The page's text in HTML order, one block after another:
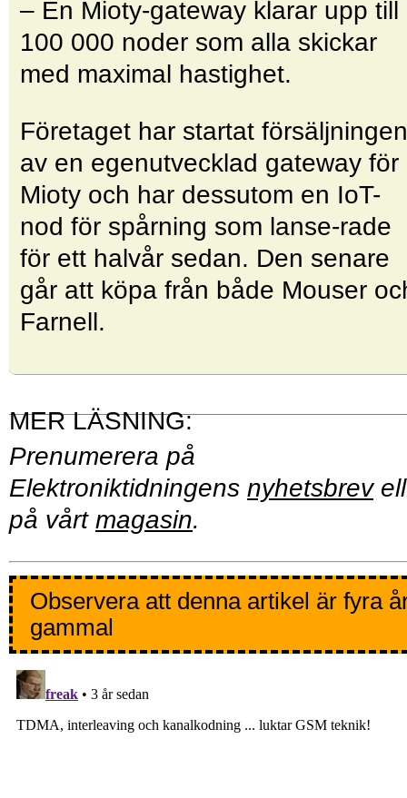
– En Mioty-gateway klarar upp till
100 000 noder som alla skickar
med maximal hastighet.
Företaget har startat försäljningen
av en egenutvecklad gateway för
Mioty och har dessutom en IoT-
nod för spårning som lanse-rade
för ett halvår sedan. Den senare
går att köpa från både Mouser
Farnell.
Prenumerera på
Elektroniktidningens nyhetsbrev
på vårt magasin.
Observera att denna artikel är fyra
gammal